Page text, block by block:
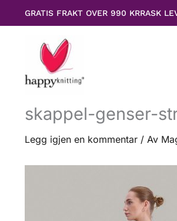
GRATIS FRAKT OVER 990 KRRASK
skappel-genser-
Legg igjen en kommentar / Av